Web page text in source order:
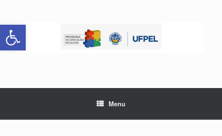
Abrir a barra de ferramentas
content
Menu